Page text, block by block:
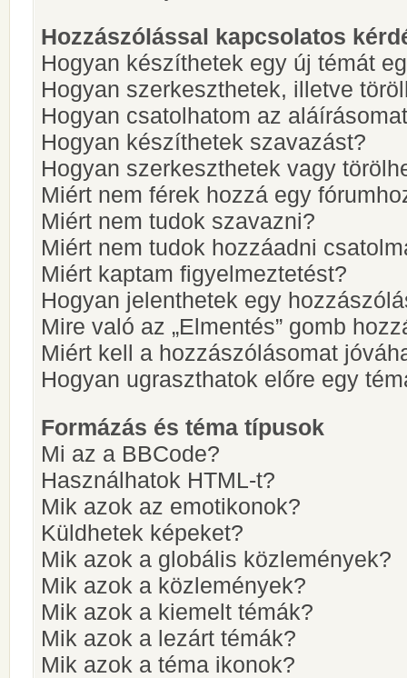
Hozzászólással kapcsolatos
Hogyan készíthetek egy új témát
Hogyan szerkeszthetek, illetve
Hogyan csatolhatom az
Hogyan készíthetek szavazást?
Hogyan szerkeszthetek vagy
Miért nem férek hozzá egy
Miért nem tudok szavazni?
Miért nem tudok hozzáadni
Miért kaptam figyelmeztetést?
Hogyan jelenthetek egy
Mire való az „Elmentés” gomb
Miért kell a hozzászólásomat
Hogyan ugraszthatok előre egy
Formázás és téma típusok
Mi az a BBCode?
Használhatok HTML-t?
Mik azok az emotikonok?
Küldhetek képeket?
Mik azok a globális közlemények?
Mik azok a közlemények?
Mik azok a kiemelt témák?
Mik azok a lezárt témák?
Mik azok a téma ikonok?